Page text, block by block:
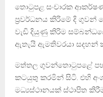
තොටුපළ සංචාරක
ප්‍රවර්ධනය කිරිමේ දි
වැඩි දියුණු කිරිම
ඇතැයි ඇමතිවරයා සදහන්
මත්තල ගුවන්තොටුපළේ
කටයුතු කරමින් සිටි. එහි
මධ්‍යස්ථානයක් ස්ථාපිත